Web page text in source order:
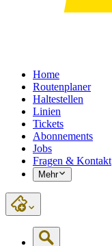
Home
Routenplaner
Haltestellen
Linien
Tickets
Abonnements
Jobs
Fragen & Kontakt
Mehr